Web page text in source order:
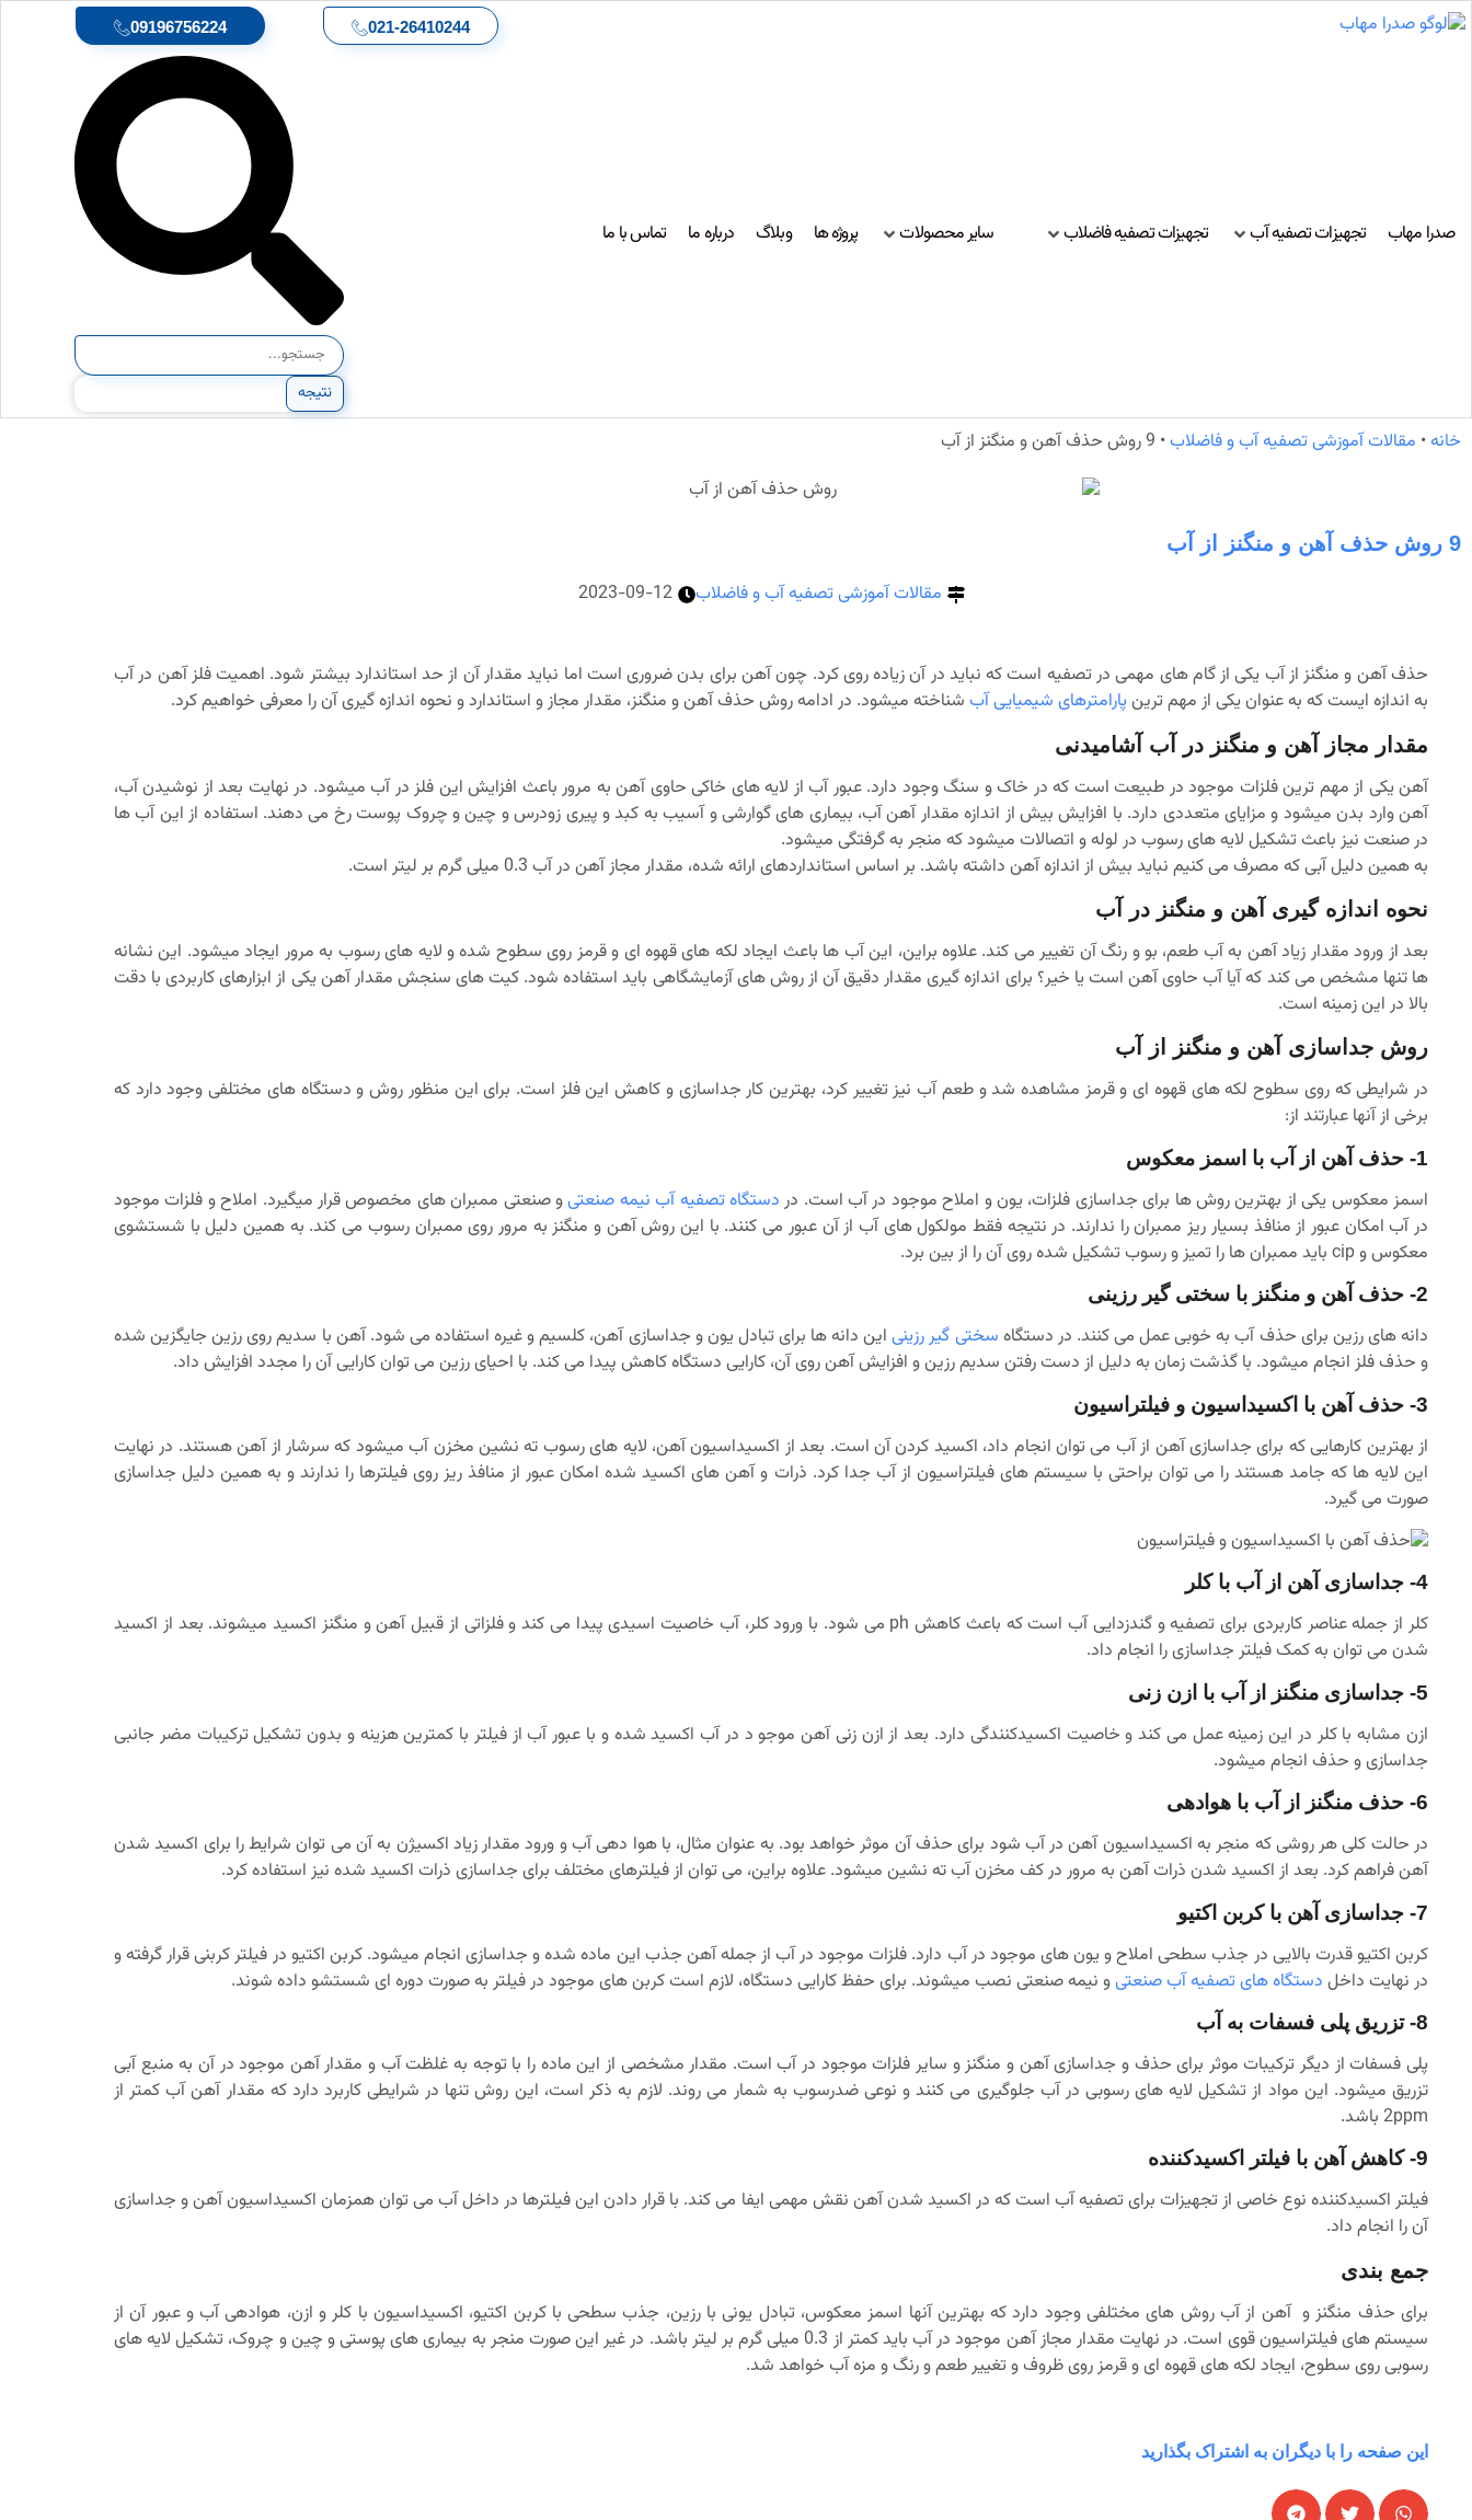
021-26410244
09196756224
صدرا مهاب تجهیزات تصفیه آب تجهیزات تصفیه فاضلاب سایر محصولات پروژه ها وبلاگ درباره ما تماس با ما
نتیجه
خانه• مقالات آموزشی تصفیه آب و فاضلاب• 9 روش حذف آهن و منگنز از آب
9 روش حذف آهن و منگنز از آب
مقالات آموزشی تصفیه آب و فاضلاب 2023-09-12
حذف آهن و منگنز از آب یکی از گام های مهمی در تصفیه است که نباید در آن زیاده روی کرد. چون آهن برای بدن ضروری است اما نباید مقدار آن از حد استاندارد بیشتر شود. اهمیت فلز آهن در آب
به اندازه ایست که به عنوان یکی از مهم ترینپارامترهای شیمیایی آب شناخته میشود. در ادامه روش حذف آهن و منگنز، مقدار مجاز و استاندارد و نحوه اندازه گیری آن را معرفی خواهیم کرد.
مقدار مجاز آهن و منگنز در آب آشامیدنی
آهن یکی از مهم ترین فلزات موجود در طبیعت است که در خاک و سنگ وجود دارد. عبور آب از لایه های خاکی حاوی آهن به مرور باعث افزایش این فلز در آب میشود. در نهایت بعد از نوشیدن آب،
آهن وارد بدن میشود و مزایای متعددی دارد. با افزایش بیش از اندازه مقدار آهن آب، بیماری های گوارشی و آسیب به کبد و پیری زودرس و چین و چروک پوست رخ می دهند. استفاده از این آب ها
در صنعت نیز باعث تشکیل لایه های رسوب در لوله و اتصالات میشود که منجر به گرفتگی میشود.
به همین دلیل آبی که مصرف می کنیم نباید بیش از اندازه آهن داشته باشد. بر اساس استانداردهای ارائه شده، مقدار مجاز آهن در آب 0.3 میلی گرم بر لیتر است.
نحوه اندازه گیری آهن و منگنز در آب
بعد از ورود مقدار زیاد آهن به آب طعم، بو و رنگ آن تغییر می کند. علاوه براین، این آب ها باعث ایجاد لکه های قهوه ای و قرمز روی سطوح شده و لایه های رسوب به مرور ایجاد میشود. این نشانه
ها تنها مشخص می کند که آیا آب حاوی آهن است یا خیر؟ برای اندازه گیری مقدار دقیق آن از روش های آزمایشگاهی باید استفاده شود. کیت های سنجش مقدار آهن یکی از ابزارهای کاربردی با دقت
بالا در این زمینه است.
روش جداسازی آهن و منگنز از آب
در شرایطی که روی سطوح لکه های قهوه ای و قرمز مشاهده شد و طعم آب نیز تغییر کرد، بهترین کار جداسازی و کاهش این فلز است. برای این منظور روش و دستگاه های مختلفی وجود دارد که
برخی از آنها عبارتند از:
1- حذف آهن از آب با اسمز معکوس
اسمز معکوس یکی از بهترین روش ها برای جداسازی فلزات، یون و املاح موجود در آب است. در دستگاه تصفیه آب نیمه صنعتیو صنعتی ممبران های مخصوص قرار میگیرد. املاح و فلزات موجود
در آب امکان عبور از منافذ بسیار ریز ممبران را ندارند. در نتیجه فقط مولکول های آب از آن عبور می کنند. با این روش آهن و منگنز به مرور روی ممبران رسوب می کند. به همین دلیل با شستشوی
معکوس و cip باید ممبران ها را تمیز و رسوب تشکیل شده روی آن را از بین برد.
2- حذف آهن و منگنز با سختی گیر رزینی
دانه های رزین برای حذف آب به خوبی عمل می کنند. در دستگاه سختی گیر رزینیاین دانه ها برای تبادل یون و جداسازی آهن، کلسیم و غیره استفاده می شود. آهن با سدیم روی رزین جایگزین شده
و حذف فلز انجام میشود. با گذشت زمان به دلیل از دست رفتن سدیم رزین و افزایش آهن روی آن، کارایی دستگاه کاهش پیدا می کند. با احیای رزین می توان کارایی آن را مجدد افزایش داد.
3- حذف آهن با اکسیداسیون و فیلتراسیون
از بهترین کارهایی که برای جداسازی آهن از آب می توان انجام داد، اکسید کردن آن است. بعد از اکسیداسیون آهن، لایه های رسوب ته نشین مخزن آب میشود که سرشار از آهن هستند. در نهایت
این لایه ها که جامد هستند را می توان براحتی با سیستم های فیلتراسیون از آب جدا کرد. ذرات و آهن های اکسید شده امکان عبور از منافذ ریز روی فیلترها را ندارند و به همین دلیل جداسازی
صورت می گیرد.
4- جداسازی آهن از آب با کلر
کلر از جمله عناصر کاربردی برای تصفیه و گندزدایی آب است که باعث کاهش ph می شود. با ورود کلر، آب خاصیت اسیدی پیدا می کند و فلزاتی از قبیل آهن و منگنز اکسید میشوند. بعد از اکسید
شدن می توان به کمک فیلتر جداسازی را انجام داد.
5- جداسازی منگنز از آب با ازن زنی
ازن مشابه با کلر در این زمینه عمل می کند و خاصیت اکسیدکنندگی دارد. بعد از ازن زنی آهن موجو د در آب اکسید شده و با عبور آب از فیلتر با کمترین هزینه و بدون تشکیل ترکیبات مضر جانبی
جداسازی و حذف انجام میشود.
6- حذف منگنز از آب با هوادهی
در حالت کلی هر روشی که منجر به اکسیداسیون آهن در آب شود برای حذف آن موثر خواهد بود. به عنوان مثال، با هوا دهی آب و ورود مقدار زیاد اکسیژن به آن می توان شرایط را برای اکسید شدن
آهن فراهم کرد. بعد از اکسید شدن ذرات آهن به مرور در کف مخزن آب ته نشین میشود. علاوه براین، می توان از فیلترهای مختلف برای جداسازی ذرات اکسید شده نیز استفاده کرد.
7- جداسازی آهن با کربن اکتیو
کربن اکتیو قدرت بالایی در جذب سطحی املاح و یون های موجود در آب دارد. فلزات موجود در آب از جمله آهن جذب این ماده شده و جداسازی انجام میشود. کربن اکتیو در فیلتر کربنی قرار گرفته و
در نهایت داخل دستگاه های تصفیه آب صنعتیو نیمه صنعتی نصب میشوند. برای حفظ کارایی دستگاه، لازم است کربن های موجود در فیلتر به صورت دوره ای شستشو داده شوند.
8- تزریق پلی فسفات به آب
پلی فسفات از دیگر ترکیبات موثر برای حذف و جداسازی آهن و منگنز و سایر فلزات موجود در آب است. مقدار مشخصی از این ماده را با توجه به غلظت آب و مقدار آهن موجود در آن به منبع آبی
تزریق میشود. این مواد از تشکیل لایه های رسوبی در آب جلوگیری می کنند و نوعی ضدرسوب به شمار می روند. لازم به ذکر است، این روش تنها در شرایطی کاربرد دارد که مقدار آهن آب کمتر از
2ppm باشد.
9- کاهش آهن با فیلتر اکسیدکننده
فیلتر اکسیدکننده نوع خاصی از تجهیزات برای تصفیه آب است که در اکسید شدن آهن نقش مهمی ایفا می کند. با قرار دادن این فیلترها در داخل آب می توان همزمان اکسیداسیون آهن و جداسازی
آن را انجام داد.
جمع بندی
برای حذف منگنز و آهن از آب روش های مختلفی وجود دارد که بهترین آنها اسمز معکوس، تبادل یونی با رزین، جذب سطحی با کربن اکتیو، اکسیداسیون با کلر و ازن، هوادهی آب و عبور آن از
سیستم های فیلتراسیون قوی است. در نهایت مقدار مجاز آهن موجود در آب باید کمتر از 0.3 میلی گرم بر لیتر باشد. در غیر این صورت منجر به بیماری های پوستی و چین و چروک، تشکیل لایه های
رسوبی روی سطوح، ایجاد لکه های قهوه ای و قرمز روی ظروف و تغییر طعم و رنگ و مزه آب خواهد شد.
این صفحه را با دیگران به اشتراک بگذارید